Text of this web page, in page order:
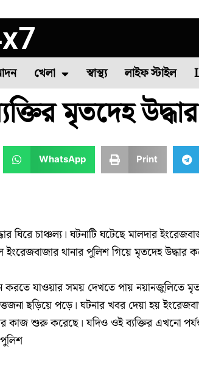
বীরভূম মুর্শিদাবাদ উত্তর দিনাজপুর
খেলা
৪৪তম দাবা অলিম্পিয়াড কমনওয়েলথ গেমস
স্বাস্থ্য লাইফ স্টাইল
মৃতদেহ উদ্ধার
WhatsApp Print
চাঞ্চল্য। ঘটনাটি ঘটেছে মালদার
ইংরেজবাজার থানার পুলিশ গিয়ে মৃতদেহ উদ্ধার
করতে যাওয়ার সময় দেখতে পায় নয়ানজুলিতে
ছড়িয়ে পড়ে। ঘটনার খবর দেয়া হয়
কাজ শুরু করেছে। যদিও ওই ব্যক্তির এখনো